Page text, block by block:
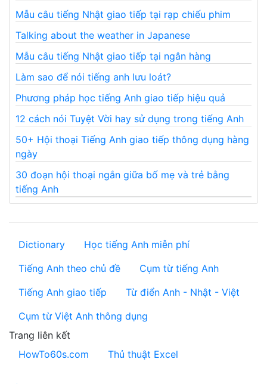
Mẫu câu tiếng Nhật giao tiếp tại rạp chiếu phim
Talking about the weather in Japanese
Mẫu câu tiếng Nhật giao tiếp tại ngân hàng
Làm sao để nói tiếng anh lưu loát?
Phương pháp học tiếng Anh giao tiếp hiệu quả
12 cách nói Tuyệt Vời hay sử dụng trong tiếng Anh
50+ Hội thoại Tiếng Anh giao tiếp thông dụng hàng
ngày
30 đoạn hội thoại ngắn giữa bố mẹ và trẻ bằng
tiếng Anh
Dictionary
Học tiếng Anh miễn phí
Tiếng Anh theo chủ đề
Cụm từ tiếng Anh
Tiếng Anh giao tiếp
Từ điển Anh - Nhật - Việt
Cụm từ Việt Anh thông dụng
Trang liên kết
HowTo60s.com
Thủ thuật Excel